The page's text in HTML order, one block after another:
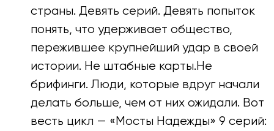
страны. Девять серий. Девять попыток
понять, что удерживает общество,
пережившее крупнейший удар в своей
истории. Не штабные карты.Не
брифинги. Люди, которые вдруг начали
делать больше, чем от них ожидали. Вот
весть цикл — «Мосты Надежды» 9 серий: